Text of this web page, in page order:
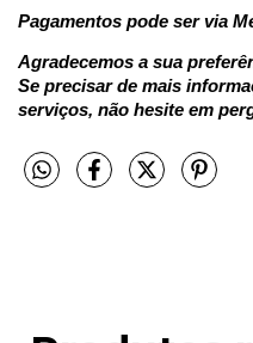
Pagamentos pode ser via
Agradecemos a sua
Se precisar de mais
serviços, não hesite em